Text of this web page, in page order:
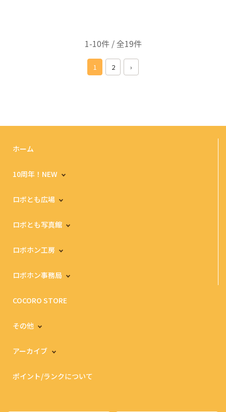
1-10件 / 全19件
1 2 ›
ホーム
10周年！NEW
ロボとも広場
ロボとも写真館
ロボホン工房
ロボホン事務局
COCORO STORE
その他
アーカイブ
ポイント/ランクについて